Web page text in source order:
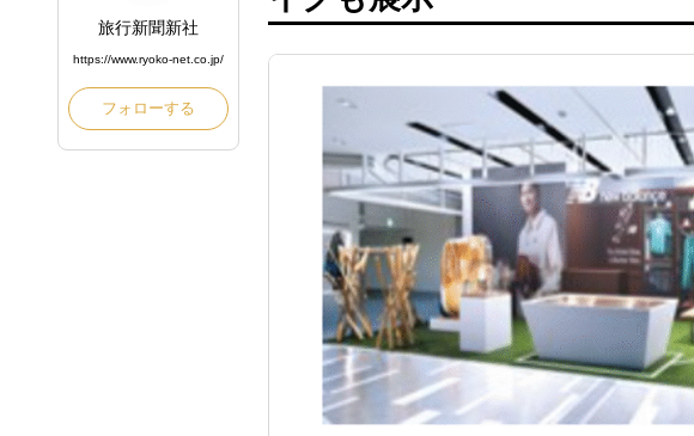
旅行新聞新社
https://www.ryoko-net.co.jp/
フォローする